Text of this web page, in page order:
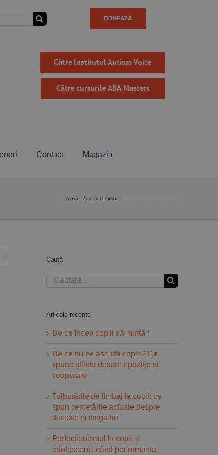
DONEAZĂ
Către Institutul Autism Voice
Către cursurile ABA Masters
Contact Magazin
Acasa Jurnalul copiilor
Caută
Cautare...
Articole recente
De ce încep copiii să mintă?
De ce nu ne ascultă copiii? Ce
spune știința despre opoziție și
cooperare
Tulburările de limbaj la copii: ce
spun cercetările actuale despre
dislexie și disgrafie
Perfecționismul la copii și
adolescenți: când performanța